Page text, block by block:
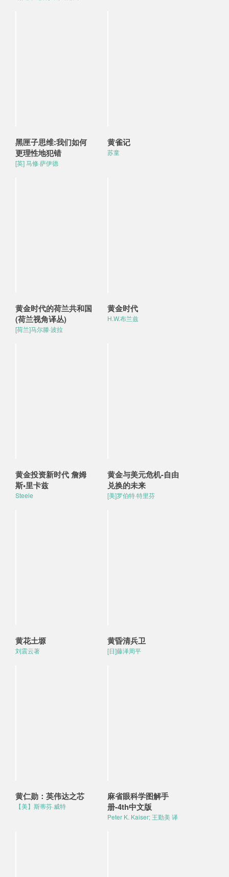
黑匣子思维:我们如何
更理性地犯错
[英] 马修·萨伊德
黄雀记
苏童
黄金时代的荷兰共和国
(荷兰视角译丛)
[荷兰]马尔滕·波拉
黄金时代
H.W.布兰兹
黄金投资新时代 詹姆
斯•里卡兹
Steele
黄金与美元危机-自由
兑换的未来
[美]罗伯特·特里芬
黄花土塬
刘震云著
黄昏清兵卫
[日]藤泽周平
黄仁勋：英伟达之芯
【美】斯蒂芬·威特
麻省眼科学图解手
册-4th中文版
Peter K. Kaiser; 王勤美 译